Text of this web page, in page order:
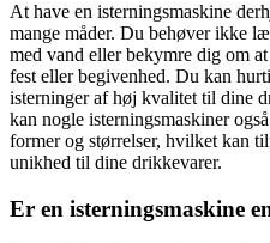
At have en isterningsmaskine
mange måder. Du behøver ikke
med vand eller bekymre dig om
fest eller begivenhed. Du kan
isterninger af høj kvalitet til dine
kan nogle isterningsmaskiner
former og størrelser, hvilket kan
unikhed til dine drikkevarer.
Er en isterningsmaskine